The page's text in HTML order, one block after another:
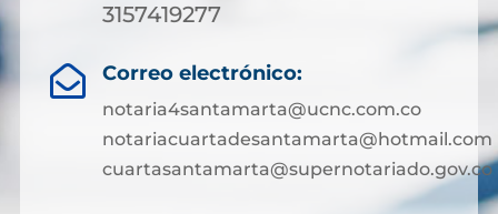
3157419277
 Correo electrónico:
notaria4santamarta@ucnc.com.co
notariacuartadesantamarta@hotmail.com
cuartasantamarta@supernotariado.gov.co